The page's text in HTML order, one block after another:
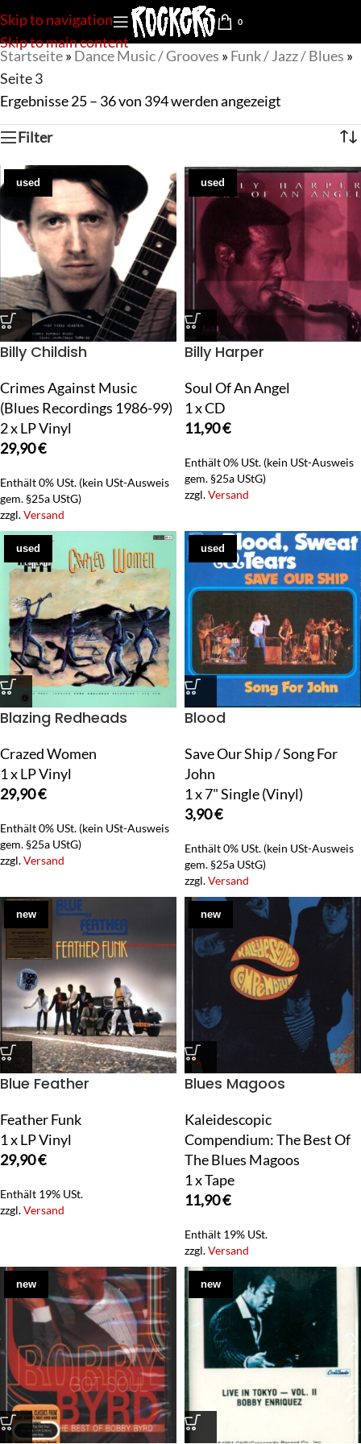
Skip to navigation
Skip to main content
0
Startseite» Dance Music / Grooves » Funk / Jazz / Blues »
Seite 3
Ergebnisse 25 – 36 von 394 werden angezeigt
Filter
used
Billy Childish
Crimes Against Music
(Blues Recordings 1986-99)
2 x LP Vinyl
29,90€
Enthält 0% USt. (kein USt-Ausweis
gem. §25a UStG)
zzgl.Versand
used
Billy Harper
Soul Of An Angel
1 x CD
11,90€
Enthält 0% USt. (kein USt-Ausweis
gem. §25a UStG)
zzgl.Versand
used
Blazing Redheads
Crazed Women
1 x LP Vinyl
29,90€
Enthält 0% USt. (kein USt-Ausweis
gem. §25a UStG)
zzgl.Versand
used
Blood
Save Our Ship / Song For
John
1 x 7" Single (Vinyl)
3,90€
Enthält 0% USt. (kein USt-Ausweis
gem. §25a UStG)
zzgl.Versand
new
Blue Feather
Feather Funk
1 x LP Vinyl
29,90€
Enthält 19% USt.
zzgl.Versand
new
Blues Magoos
Kaleidescopic
Compendium: The Best Of
The Blues Magoos
1 x Tape
11,90€
Enthält 19% USt.
zzgl.Versand
new new